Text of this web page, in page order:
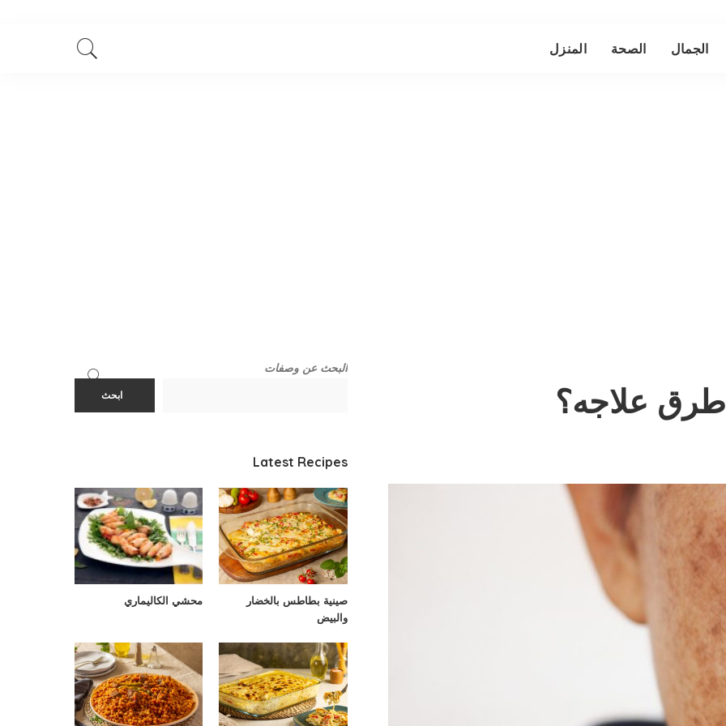
الجمال الصحة المنزل
علاجه؟
البحث عن وصفات
ابحث
Latest Recipes
صينية بطاطس بالخضار
والبيض
محشي الكاليماري